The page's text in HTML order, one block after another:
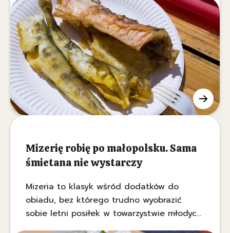
– od nadmorskich ryb po leśne owoce –
stanowią świadectwo minionych epok. O
kulinarnym dziedzictwie, tradycjach
ludowych oraz o tym, jak czytać historię z
lokalnego menu, opowiada ekspertka z
Uniwersytetu SWPS, dr Magdalena
Tomaszewska-Bolałek.
Mizerię robię po małopolsku. Sama
śmietana nie wystarczy
Mizeria to klasyk wśród dodatków do
obiadu, bez którego trudno wyobrazić
sobie letni posiłek w towarzystwie młodych